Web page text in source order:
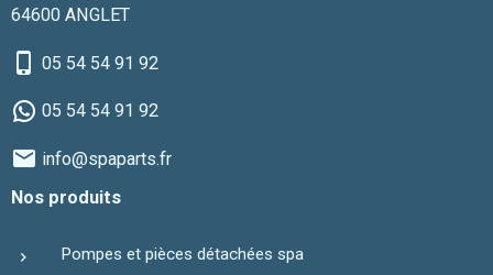
64600 ANGLET
05 54 54 91 92
05 54 54 91 92
info@spaparts.fr
Nos produits
Pompes et pièces détachées spa